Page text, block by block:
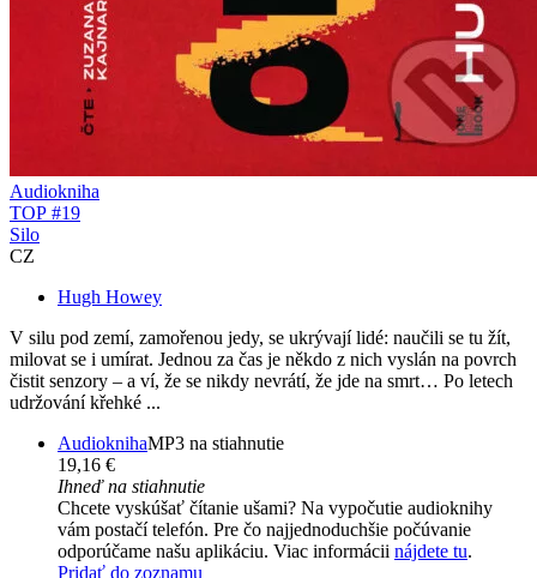
Audiokniha
TOP #19
Silo
CZ
Hugh Howey
V silu pod zemí, zamořenou jedy, se ukrývají lidé: naučili se tu žít,
milovat se i umírat. Jednou za čas je někdo z nich vyslán na povrch
čistit senzory – a ví, že se nikdy nevrátí, že jde na smrt… Po letech
udržování křehké ...
AudioknihaMP3 na stiahnutie
19,16 €
Ihneď na stiahnutie
Chcete vyskúšať čítanie ušami? Na vypočutie audioknihy
vám postačí telefón. Pre čo najjednoduchšie počúvanie
odporúčame našu aplikáciu. Viac informácii nájdete tu.
Pridať do zoznamu